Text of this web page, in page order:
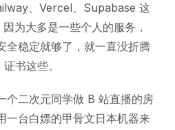
、Vercel、Supabase 这
为大多是一些个人的服务，
全稳定就够了，就一直没折腾
书这些。
个二次元同学做 B 站直播的房
一台白嫖的甲骨文日本机器来